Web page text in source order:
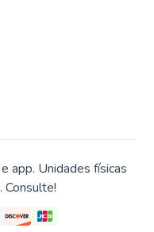
app. Unidades físicas